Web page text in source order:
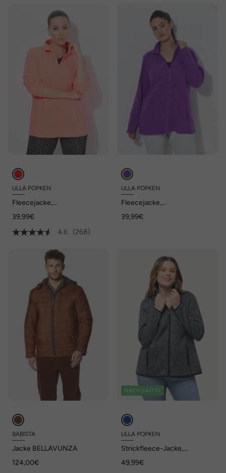
ULLA POPKEN
Fleecejacke,
Innenjacke, recycelt
39,99€
4.6
(268)
ULLA POPKEN
Fleecejacke,
Innenjacke, recycelt
39,99€
BABISTA
Jacke BELLAVUNZA
124,00€
NACHHALTIG
ULLA POPKEN
Strickfleece-Jacke,
49,99€